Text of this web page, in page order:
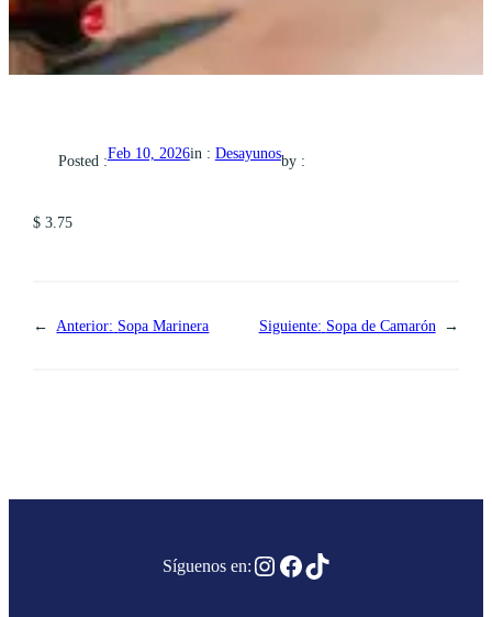
Posted :Feb 10, 2026in : Desayunosby :
$ 3.75
← Anterior: Sopa Marinera Siguiente: Sopa de Camarón →
Síguenos en:Instagram
Facebook
TikTok